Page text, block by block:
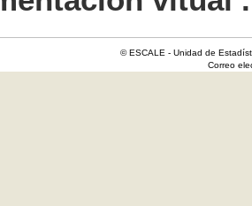
© ESCALE - Unidad de
Correo